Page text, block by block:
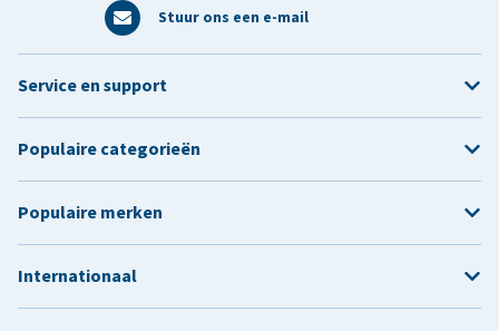
Stuur ons een e-mail
Service en support
Populaire categorieën
Populaire merken
Internationaal